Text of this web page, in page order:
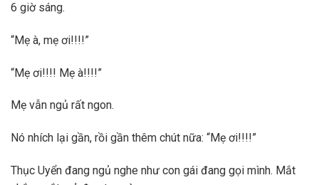
6 giờ sáng.
“Mẹ à, mẹ ơi!!!!”
“Mẹ ơi!!!! Mẹ à!!!!”
Mẹ vẫn ngủ rất ngon.
Nó nhích lại gần, rồi gần thêm chút nữa: “Mẹ ơi!!!!”
Thục Uyển đang ngủ nghe như con gái đang gọi mình. Mắt